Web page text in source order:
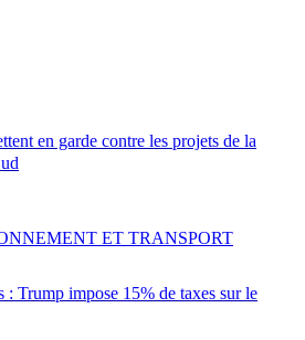
en garde contre les projets de la
: Trump impose 15% de taxes sur le
ET TRANSPORT